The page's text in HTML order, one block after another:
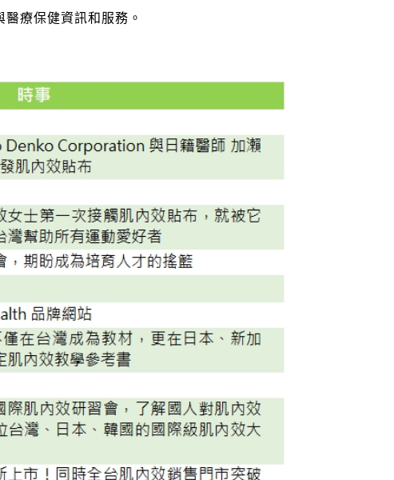
療保健資訊和服務。